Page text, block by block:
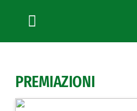
Toggle
Navigation
News
Bandi
PREMIAZIONI